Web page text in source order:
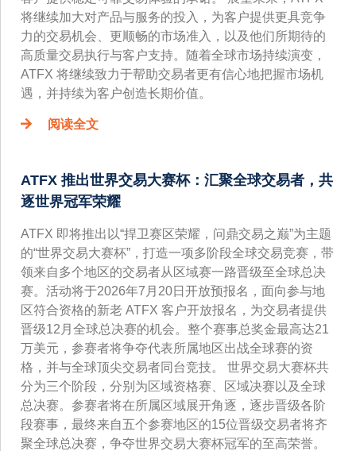
将继续加大对产品与服务的投入，为客户提供更具竞争
力的交易机会、更顺畅的市场准入，以及他们所期待的
高质量交易执行与客户支持。随着全球市场持续演变，
ATFX 将继续致力于帮助交易者更有信心地把握市场机
遇，并持续为客户创造长期价值。
阅读全文
ATFX 推出世界交易大赛杯：汇聚全球交易者，共
逐世界冠军荣耀
ATFX 即将推出以“捍卫赛区荣耀，问鼎交易之巅”为主题
的“世界交易大赛杯”，打造一项多阶段全球交易竞赛，带
领来自多个地区的交易者从区域赛一路晋级至全球总决
赛。活动将于2026年7月20日开放预报名，面向参与地
区符合资格的新老 ATFX 客户开放报名，为交易者提供
晋级12月全球总决赛的机会。整个赛事总奖金最高达21
万美元，参赛者将争夺代表所属地区出战全球赛的资
格，并与全球顶尖交易者同台竞技。 世界交易大赛杯共
分为三个阶段，分别为区域资格赛、区域决赛以及全球
总决赛。参赛者将在所属区域展开角逐，逐步晋级各阶
段赛事，最终来自五个参赛地区的15位晋级交易者将齐
聚全球总决赛，争夺世界交易大赛杯冠军的至高荣誉。